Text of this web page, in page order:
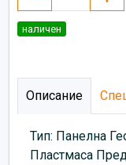
наличен
Описание
Тип: Панелна
Пластмаса